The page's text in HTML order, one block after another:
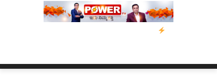
ನ್ಯೂಸ್ ಕಾರ್ಪ್‌ಗೆ